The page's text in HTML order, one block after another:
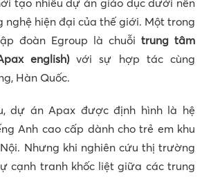
tạo nhiều dự án giáo dục dưới nền
nghệ hiện đại của thế giới. Một trong
đoàn Egroup là chuỗi trung tâm
english)với sự hợp tác cùng
Hàn Quốc.
dự án Apax được định hình là hệ
Anh cao cấp dành cho trẻ em khu
Nhưng khi nghiên cứu thị trường
cạnh tranh khốc liệt giữa các trung